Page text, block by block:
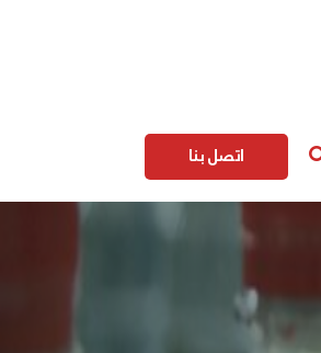
اتصل بنا